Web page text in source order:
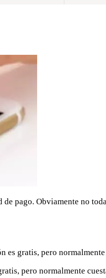
pago. Obviamente no
es gratis, pero
pero normalmente